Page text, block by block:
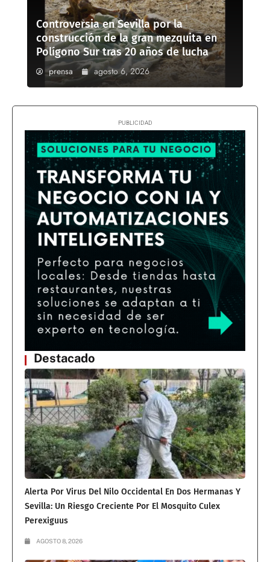
Controversia en Sevilla por la
construcción de la gran mezquita en
Polígono Sur tras 20 años de lucha
prensa agosto 6, 2026
Destacado
Alerta Por Virus Del Nilo Occidental En Dos Hermanas Y
Sevilla: Un Riesgo Creciente Por El Mosquito Culex
Perexiguus
AGOSTO 8, 2026